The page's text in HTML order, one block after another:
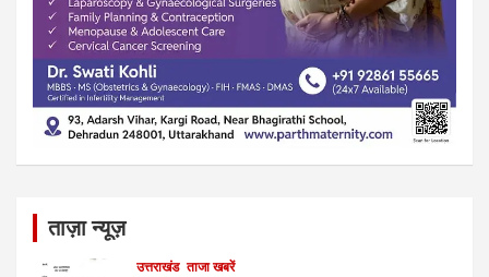
ताज़ा न्यूज़
उत्तराखंड ताजा खबरें